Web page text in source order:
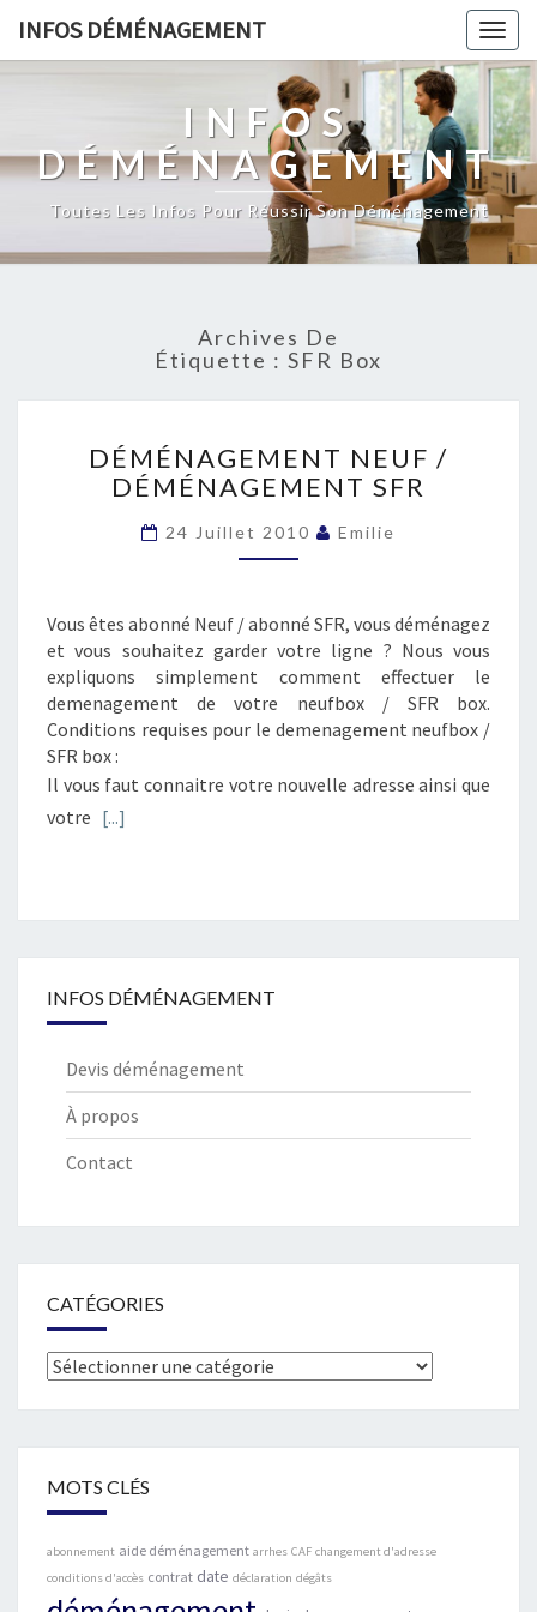
INFOS DÉMÉNAGEMENT
INFOS
DÉMÉNAGEMENT
Toutes Les Infos Pour Réussir Son Déménagement
Archives De
Étiquette : SFR Box
NEUF
/
SFR
DÉMÉNAGEMENT NEUF /
DÉMÉNAGEMENT SFR
24 Juillet 2010 Emilie
Vous êtes abonné Neuf / abonné SFR, vous déménagez
et vous souhaitez garder votre ligne ? Nous vous
expliquons simplement comment effectuer le
demenagement de votre neufbox / SFR box.
Conditions requises pour le demenagement neufbox /
SFR box :
Il vous faut connaitre votre nouvelle adresse ainsi que
votre [...]
INFOS DÉMÉNAGEMENT
Devis déménagement
À propos
Contact
CATÉGORIES
Catégories
MOTS CLÉS
abonnement aide déménagement arrhes CAF changement d'adresse
conditions d'accès contrat date déclaration dégâts